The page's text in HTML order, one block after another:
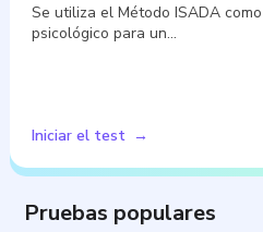
Se utiliza el Método ISADA
psicológico para un…
Iniciar el test
Pruebas populares